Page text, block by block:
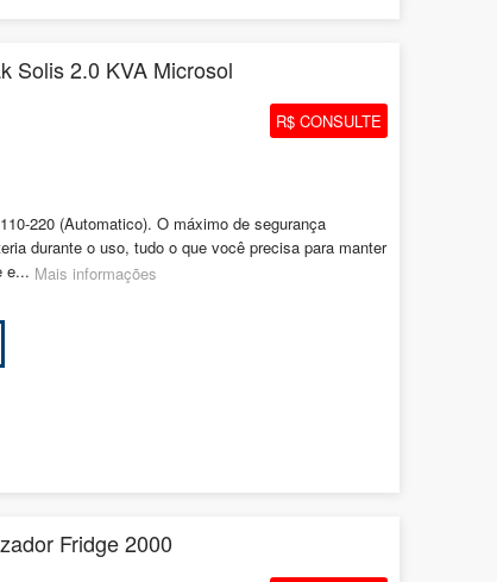
Solis 2.0 KVA Microsol
R$ CONSULTE
220 (Automatico). O máximo de segurança
durante o uso, tudo o que você precisa para manter
e... Mais informações
Fridge 2000